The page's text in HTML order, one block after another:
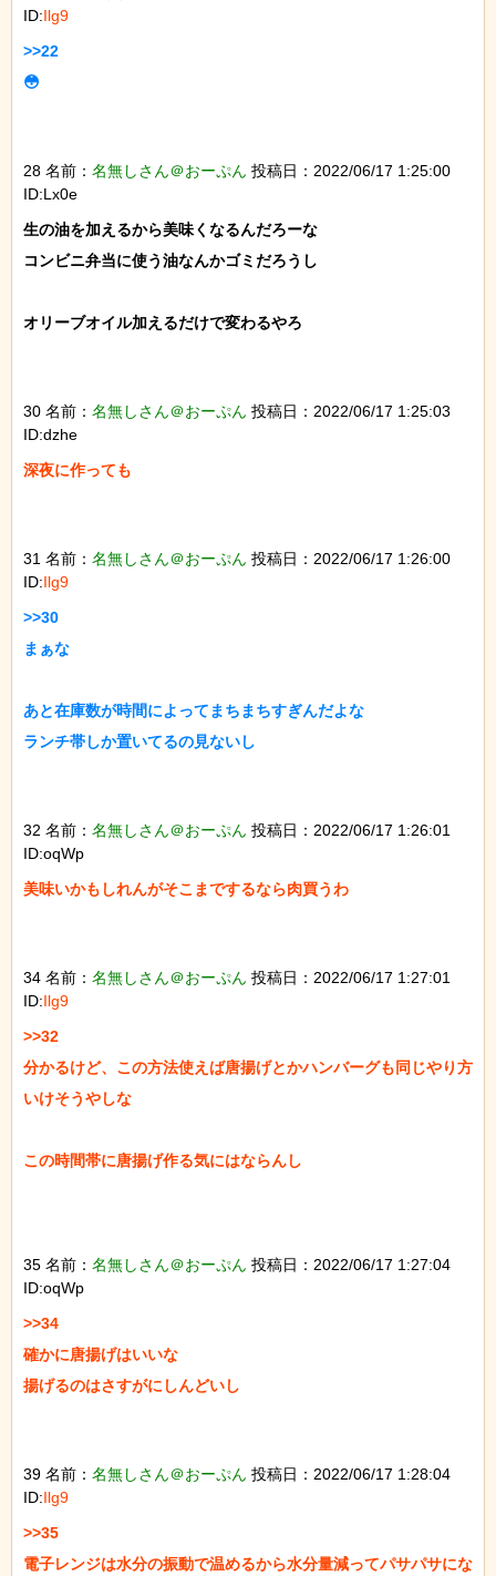
ID:Ilg9
>>22
😳
28 名前： 名無しさん＠おーぷん 投稿日：2022/06/17 1:25:00
ID:Lx0e
生の油を加えるから美味くなるんだろーな
コンビニ弁当に使う油なんかゴミだろうし
オリーブオイル加えるだけで変わるやろ
30 名前： 名無しさん＠おーぷん 投稿日：2022/06/17 1:25:03
ID:dzhe
深夜に作っても
31 名前： 名無しさん＠おーぷん 投稿日：2022/06/17 1:26:00
ID:Ilg9
>>30
まぁな
あと在庫数が時間によってまちまちすぎんだよな
ランチ帯しか置いてるの見ないし
32 名前： 名無しさん＠おーぷん 投稿日：2022/06/17 1:26:01
ID:oqWp
美味いかもしれんがそこまでするなら肉買うわ
34 名前： 名無しさん＠おーぷん 投稿日：2022/06/17 1:27:01
ID:Ilg9
>>32
分かるけど、この方法使えば唐揚げとかハンバーグも同じやり方
いけそうやしな
この時間帯に唐揚げ作る気にはならんし
35 名前： 名無しさん＠おーぷん 投稿日：2022/06/17 1:27:04
ID:oqWp
>>34
確かに唐揚げはいいな
揚げるのはさすがにしんどいし
39 名前： 名無しさん＠おーぷん 投稿日：2022/06/17 1:28:04
ID:Ilg9
>>35
電子レンジは水分の振動で温めるから水分量減ってパサパサにな